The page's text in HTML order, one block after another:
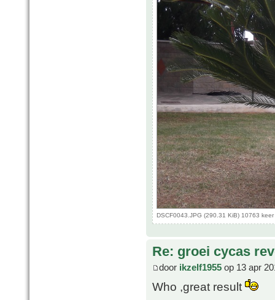
DSCF0043.JPG (290.31 KiB) 10763
Re: groei cycas
door ikzelf1955 op 13 apr
Who ,great result